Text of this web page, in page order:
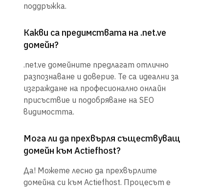
поддръжка.
Какви са предимствата на .net.ve
домейн?
.net.ve домейните предлагат отлично
разпознаване и доверие. Те са идеални за
изграждане на професионално онлайн
присъствие и подобряване на SEO
видимостта.
Мога ли да прехвърля съществуващ
домейн към Actiefhost?
Да! Можете лесно да прехвърлите
домейна си към Actiefhost. Процесът е